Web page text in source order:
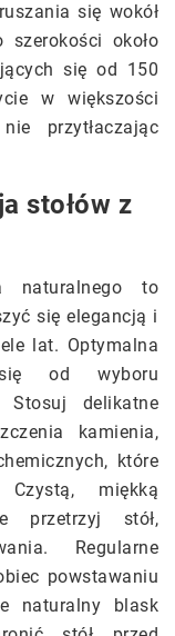
się wokół
szerokości około
się od 150
w większości
przytłaczając
stołów z
naturalnego to
się elegancją i
lat. Optymalna
się od wyboru
Stosuj delikatne
kamienia,
które
miękką
przetrzyj stół,
Regularne
powstawaniu
naturalny blask